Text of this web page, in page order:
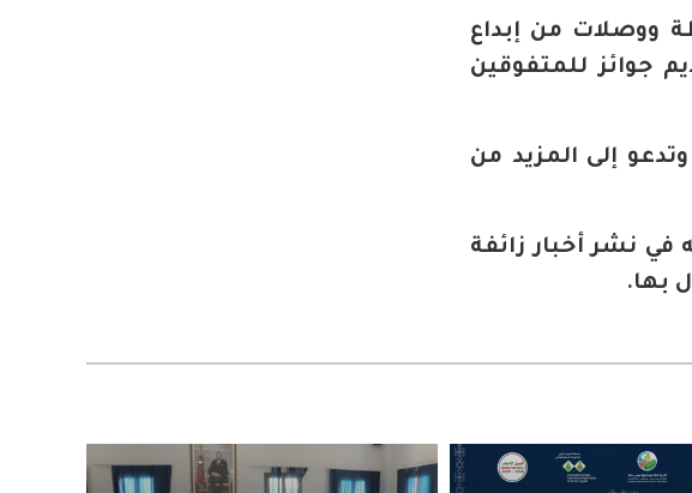
ووصلات من إبداع
جوائز للمتفوقين
إلى المزيد من
نشر أخبار زائفة
بها.